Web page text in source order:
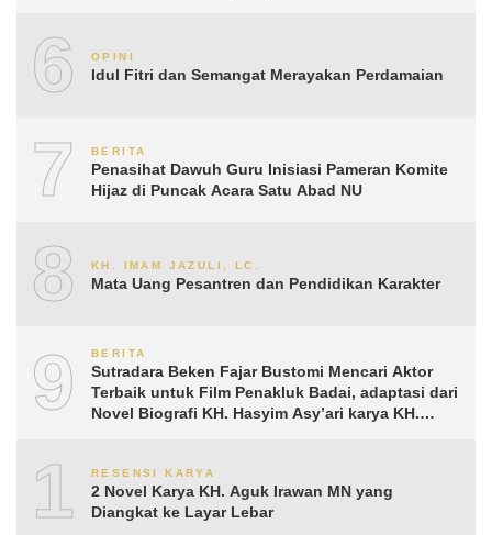
6 OPINI
Idul Fitri dan Semangat Merayakan Perdamaian
7 BERITA
Penasihat Dawuh Guru Inisiasi Pameran Komite
Hijaz di Puncak Acara Satu Abad NU
8 KH. IMAM JAZULI, LC.
Mata Uang Pesantren dan Pendidikan Karakter
9 BERITA
Sutradara Beken Fajar Bustomi Mencari Aktor
Terbaik untuk Film Penakluk Badai, adaptasi dari
Novel Biografi KH. Hasyim Asy’ari karya KH.
10RESENSI KARYA
2 Novel Karya KH. Aguk Irawan MN yang
Diangkat ke Layar Lebar